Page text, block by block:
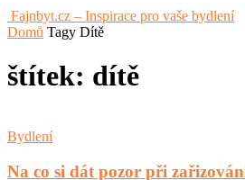
Fajnbyt.cz – Inspirace pro vaše bydlení
Domů Tagy Dítě
štítek: dítě
Bydlení
Na co si dát pozor při